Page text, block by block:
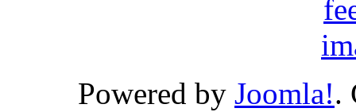
Powered by Joomla!.